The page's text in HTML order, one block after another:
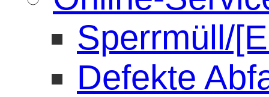
Sperrmüll/
Defekte